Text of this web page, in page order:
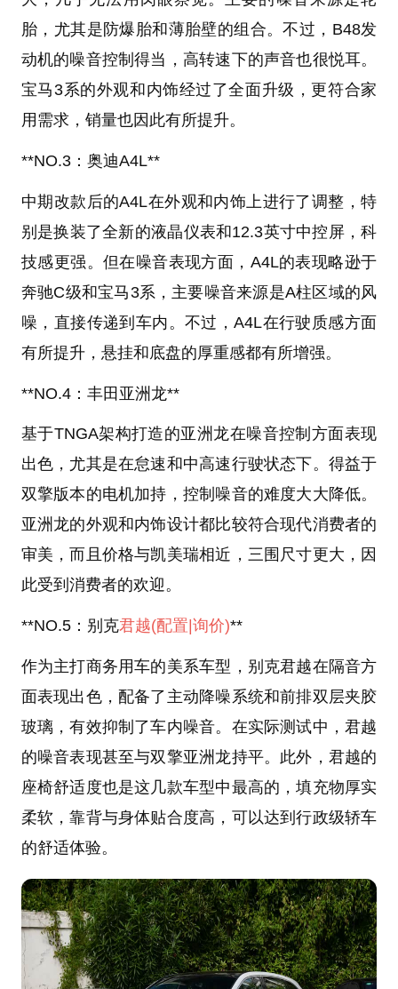
胎，尤其是防爆胎和薄胎壁的组合。不过，B48发
动机的噪音控制得当，高转速下的声音也很悦耳。
宝马3系的外观和内饰经过了全面升级，更符合家
用需求，销量也因此有所提升。
**NO.3：奥迪A4L**
中期改款后的A4L在外观和内饰上进行了调整，特
别是换装了全新的液晶仪表和12.3英寸中控屏，科
技感更强。但在噪音表现方面，A4L的表现略逊于
奔驰C级和宝马3系，主要噪音来源是A柱区域的风
噪，直接传递到车内。不过，A4L在行驶质感方面
有所提升，悬挂和底盘的厚重感都有所增强。
**NO.4：丰田亚洲龙**
基于TNGA架构打造的亚洲龙在噪音控制方面表现
出色，尤其是在怠速和中高速行驶状态下。得益于
双擎版本的电机加持，控制噪音的难度大大降低。
亚洲龙的外观和内饰设计都比较符合现代消费者的
审美，而且价格与凯美瑞相近，三围尺寸更大，因
此受到消费者的欢迎。
**NO.5：别克君越(配置 |询价)**
作为主打商务用车的美系车型，别克君越在隔音方
面表现出色，配备了主动降噪系统和前排双层夹胶
玻璃，有效抑制了车内噪音。在实际测试中，君越
的噪音表现甚至与双擎亚洲龙持平。此外，君越的
座椅舒适度也是这几款车型中最高的，填充物厚实
柔软，靠背与身体贴合度高，可以达到行政级轿车
的舒适体验。